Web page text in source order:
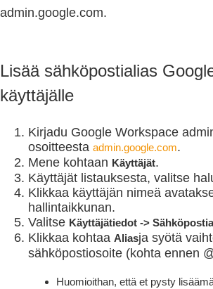
admin.google.com.
Lisää sähköpostialias
käyttäjälle
Kirjadu Google Workspace
osoitteesta admin.google.com.
Mene kohtaan Käyttäjät.
Käyttäjät listauksesta, valitse
Klikkaa käyttäjän nimeä
hallintaikkunan.
Valitse Käyttäjätiedot ->
Klikkaa kohtaa Aliasja syötä
sähköpostiosoite (kohta ennen
Huomioithan, että et pysty